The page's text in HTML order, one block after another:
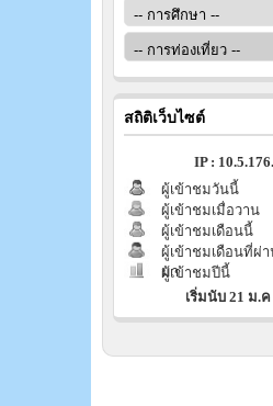
สถิติเว็บไซต์
IP :
ผู้เข้าชมวันนี้
ผู้เข้าชมเมื่อวาน
ผู้เข้าชมเดือนนี้
ผู้เข้าชมเดือนที่ผ่
มา
ผู้เข้าชมปีนี้
เริ่มนับ 21 ม.ค